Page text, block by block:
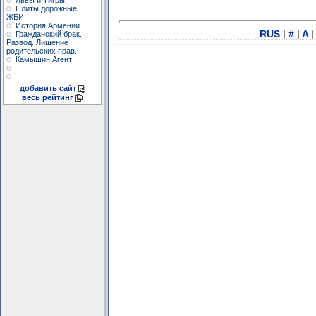
Плиты дорожные,
ЖБИ
История Армении
Гражданский брак.
Развод. Лишение
родительских прав.
Камышин Агент
добавить сайт
весь рейтинг
RUS | # | A |